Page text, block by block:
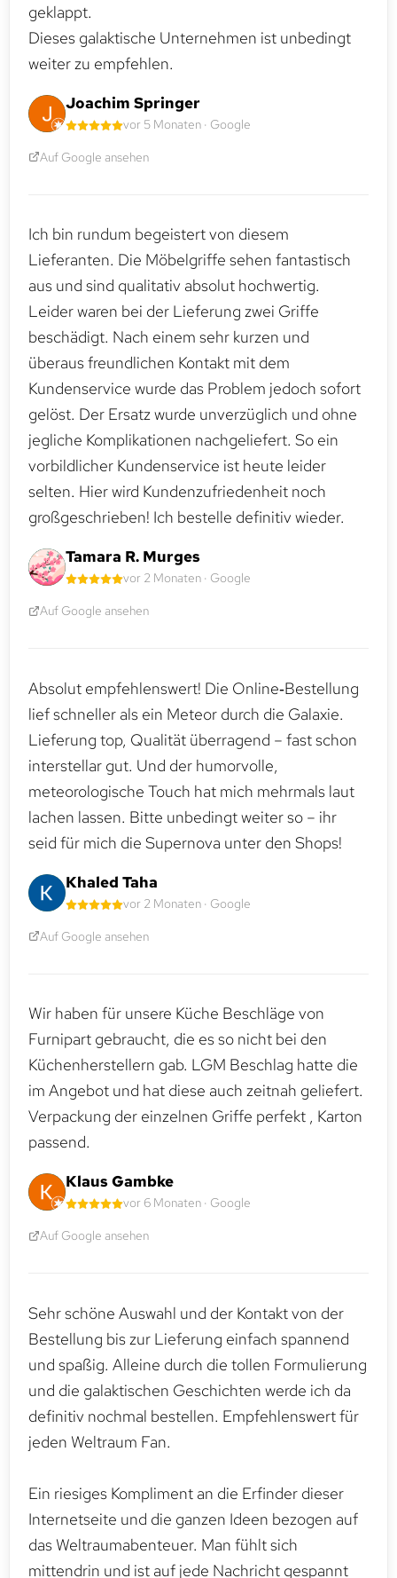
geklappt.
Dieses galaktische Unternehmen ist unbedingt
weiter zu empfehlen.
Joachim Springer
vor 5 Monaten · Google
Auf Google ansehen
Ich bin rundum begeistert von diesem
Lieferanten. Die Möbelgriffe sehen fantastisch
aus und sind qualitativ absolut hochwertig.
Leider waren bei der Lieferung zwei Griffe
beschädigt. Nach einem sehr kurzen und
überaus freundlichen Kontakt mit dem
Kundenservice wurde das Problem jedoch sofort
gelöst. Der Ersatz wurde unverzüglich und ohne
jegliche Komplikationen nachgeliefert. So ein
vorbildlicher Kundenservice ist heute leider
selten. Hier wird Kundenzufriedenheit noch
großgeschrieben! Ich bestelle definitiv wieder.
Tamara R. Murges
vor 2 Monaten · Google
Auf Google ansehen
Absolut empfehlenswert! Die Online‑Bestellung
lief schneller als ein Meteor durch die Galaxie.
Lieferung top, Qualität überragend – fast schon
interstellar gut. Und der humorvolle,
meteorologische Touch hat mich mehrmals laut
lachen lassen. Bitte unbedingt weiter so – ihr
seid für mich die Supernova unter den Shops!
Khaled Taha
vor 2 Monaten · Google
Auf Google ansehen
Wir haben für unsere Küche Beschläge von
Furnipart gebraucht, die es so nicht bei den
Küchenherstellern gab. LGM Beschlag hatte die
im Angebot und hat diese auch zeitnah geliefert.
Verpackung der einzelnen Griffe perfekt , Karton
passend.
Klaus Gambke
vor 6 Monaten · Google
Auf Google ansehen
Sehr schöne Auswahl und der Kontakt von der
Bestellung bis zur Lieferung einfach spannend
und spaßig. Alleine durch die tollen Formulierung
und die galaktischen Geschichten werde ich da
definitiv nochmal bestellen. Empfehlenswert für
jeden Weltraum Fan.
Ein riesiges Kompliment an die Erfinder dieser
Internetseite und die ganzen Ideen bezogen auf
das Weltraumabenteuer. Man fühlt sich
mittendrin und ist auf jede Nachricht gespannt